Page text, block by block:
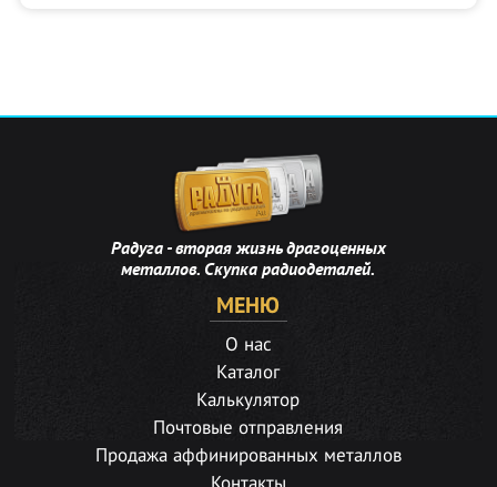
Радуга - вторая жизнь драгоценных
металлов. Скупка радиодеталей.
МЕНЮ
О нас
Каталог
Калькулятор
Почтовые отправления
Продажа аффинированных металлов